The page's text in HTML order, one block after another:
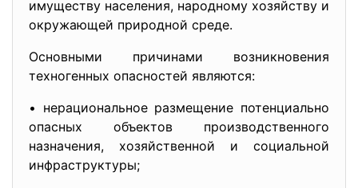
имуществу населения, народному хозяйству и
окружающей природной среде.
Основными причинами возникновения
техногенных опасностей являются:
• нерациональное размещение потенциально
опасных объектов производственного
назначения, хозяйственной и социальной
инфраструктуры;